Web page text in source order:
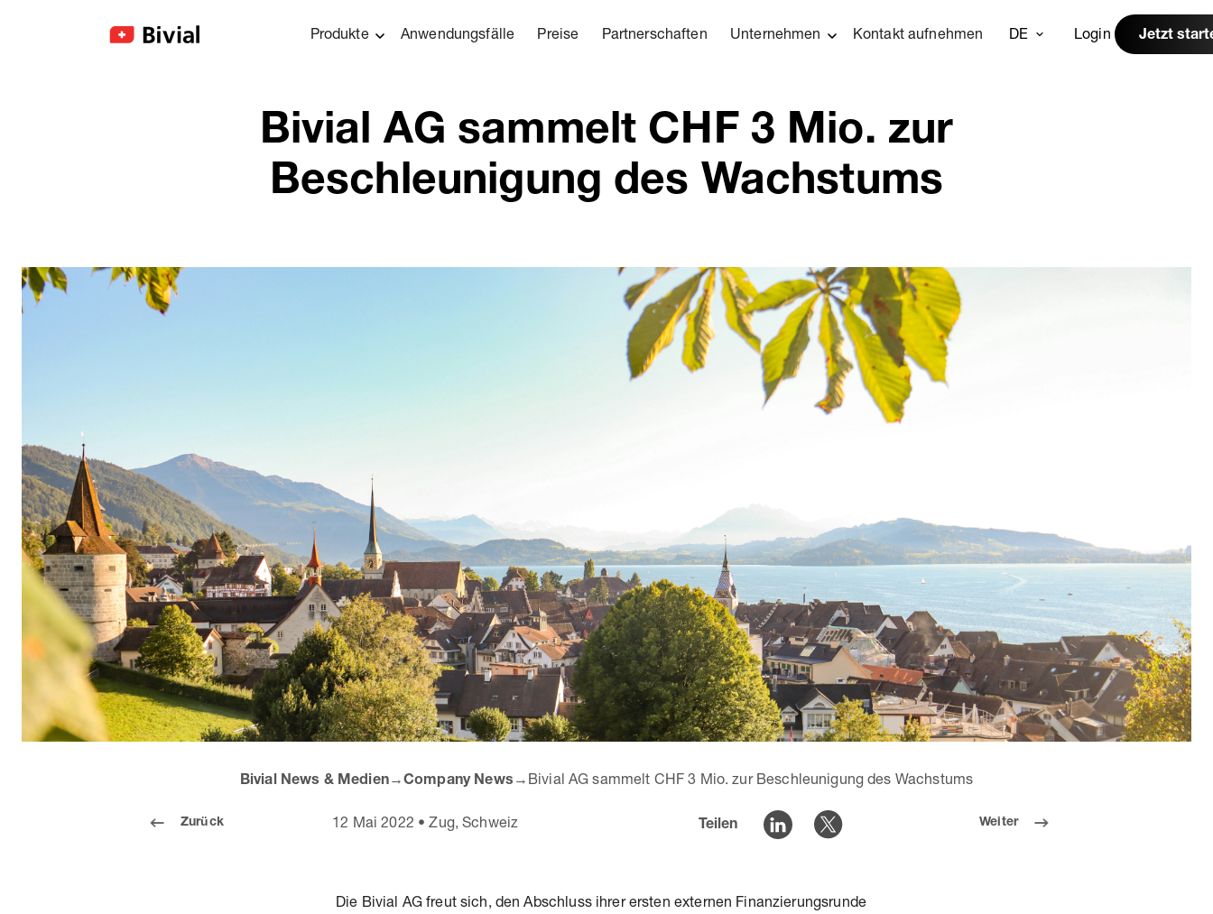
Produkte Anwendungsfälle Preise Partnerschaften Unternehmen Kontakt aufnehmen DE Login Jetzt
Bivial AG sammelt CHF 3 Mio. zur
Beschleunigung des Wachstums
Bivial News & Medien→Company News → Bivial AG sammelt CHF 3 Mio. zur Beschleunigung des Wachstums
Zurück 12 Mai 2022 •Zug, Schweiz Teilen Weiter
Die Bivial AG freut sich, den Abschluss ihrer ersten externen Finanzierungsrunde